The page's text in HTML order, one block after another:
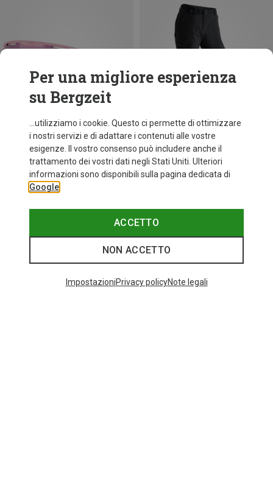
+10
fino a 34%
I più cercati
Per una migliore esperienza
su Bergzeit
...utilizziamo i cookie. Questo ci permette di ottimizzare
i nostri servizi e di adattare i contenuti alle vostre
esigenze. Il vostro consenso può includere anche il
trattamento dei vostri dati negli Stati Uniti. Ulteriori
informazioni sono disponibili sulla pagina dedicata di
Google
ACCETTO
NON ACCETTO
ImpostazioniPrivacy policyNote legali